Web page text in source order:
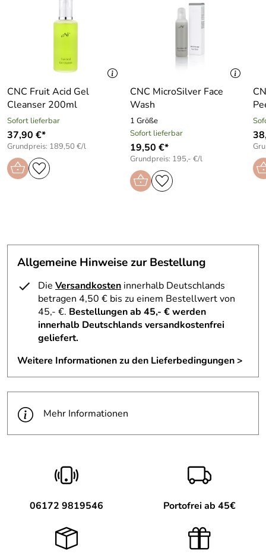
CNC Fruit Acid Gel
Cleanser 200ml
Sofort lieferbar
37,90 €*
Grundpreis: 189,50 €/l
CNC MicroSilver Face
Wash
1 Größe
Sofort lieferbar
19,50 €*
Grundpreis: 195,- €/l
Allgemeine Hinweise zur Bestellung
Die Versandkosten innerhalb Deutschlands
betragen 4,50 € bis zu einem Bestellwert von
45,- €. Bestellungen ab 45,- € werden
innerhalb Deutschlands versandkostenfrei
geliefert.
Weitere Informationen zu den Lieferbedingungen >
Mehr Informationen
06172 9819546 Portofrei ab 45€